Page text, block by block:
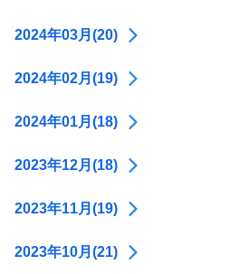
2024年03月(20)
2024年02月(19)
2024年01月(18)
2023年12月(18)
2023年11月(19)
2023年10月(21)